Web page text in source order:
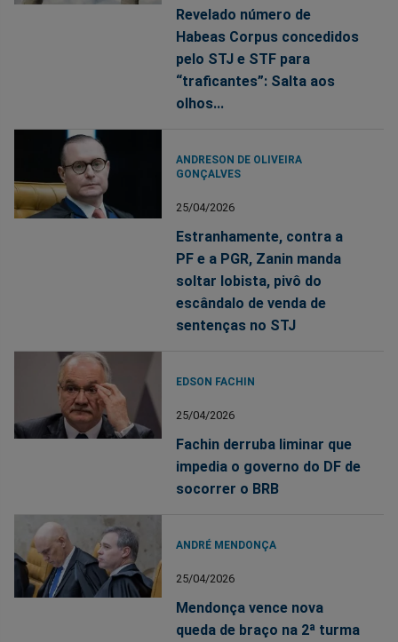
Revelado número de
Habeas Corpus concedidos
pelo STJ e STF para
“traficantes”: Salta aos
olhos...
ANDRESON DE OLIVEIRA
GONÇALVES
25/04/2026
Estranhamente, contra a
PF e a PGR, Zanin manda
soltar lobista, pivô do
escândalo de venda de
sentenças no STJ
EDSON FACHIN
25/04/2026
Fachin derruba liminar que
impedia o governo do DF de
socorrer o BRB
ANDRÉ MENDONÇA
25/04/2026
Mendonça vence nova
queda de braço na 2ª turma